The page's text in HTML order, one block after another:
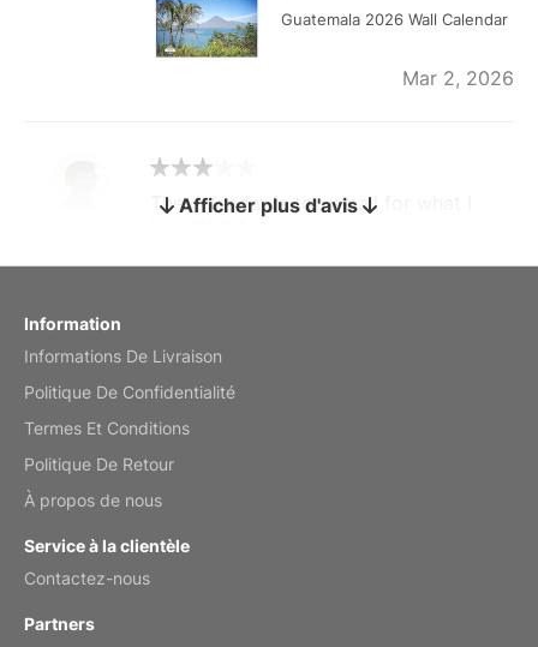
Guatemala 2026 Wall Calendar
Mar 2, 2026
by charles
The calendar is too small for what I
bought it for
Reviewed
by Anne
Afficher plus d'avis
Information
Informations De Livraison
Politique De Confidentialité
Termes Et Conditions
Politique De Retour
À propos de nous
Service à la clientèle
Contactez-nous
Partners